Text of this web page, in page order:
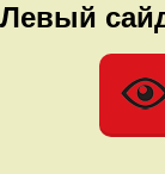
Левый